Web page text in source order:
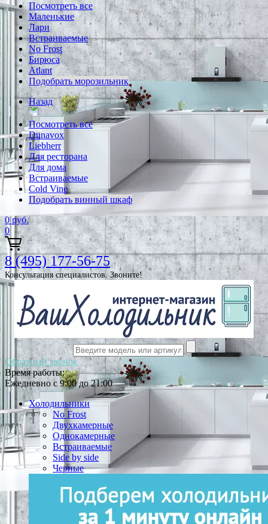
Посмотреть все
Маленькие
Лари
Встраиваемые
No Frost
Бирюса
Atlant
Подобрать морозильник
Назад
Посмотреть все
Dunavox
Liebherr
Для ресторана
Для дома
Встраиваемые
Cold Vine
Подобрать винный шкаф
0 руб.
0
8 (495) 177-56-75
Консультация специалистов. Звоните!
Обратный звонок
Время работы:
Ежедневно с 9:00 до 21:00
Холодильники
No Frost
Двухкамерные
Однокамерные
Встраиваемые
Side by side
Черные